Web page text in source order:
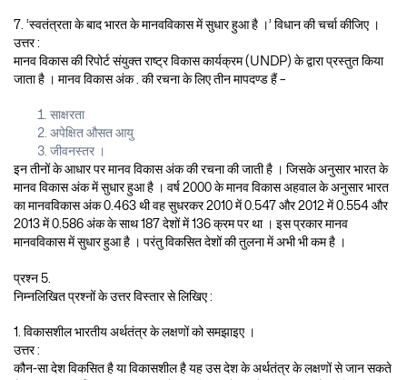
7. ‘स्वतंत्रता के बाद भारत के मानवविकास में सुधार हुआ है ।’ विधान की चर्चा कीजिए ।
उत्तर :
मानव विकास की रिपोर्ट संयुक्त राष्ट्र विकास कार्यक्रम (UNDP) के द्वारा प्रस्तुत किया
जाता है । मानव विकास अंक . की रचना के लिए तीन मापदण्ड हैं –
साक्षरता
अपेक्षित औसत आयु
जीवनस्तर ।
इन तीनों के आधार पर मानव विकास अंक की रचना की जाती है । जिसके अनुसार भारत के
मानव विकास अंक में सुधार हुआ है । वर्ष 2000 के मानव विकास अहवाल के अनुसार भारत
का मानवविकास अंक 0.463 थी वह सुधरकर 2010 में 0.547 और 2012 में 0.554 और
2013 में 0.586 अंक के साथ 187 देशों में 136 क्रम पर था । इस प्रकार मानव
मानवविकास में सुधार हुआ है । परंतु विकसित देशों की तुलना में अभी भी कम है ।
प्रश्न 5.
निम्नलिखित प्रश्नों के उत्तर विस्तार से लिखिए :
1. विकासशील भारतीय अर्थतंत्र के लक्षणों को समझाइए ।
उत्तर :
कौन-सा देश विकसित है या विकासशील है यह उस देश के अर्थतंत्र के लक्षणों से जान सकते